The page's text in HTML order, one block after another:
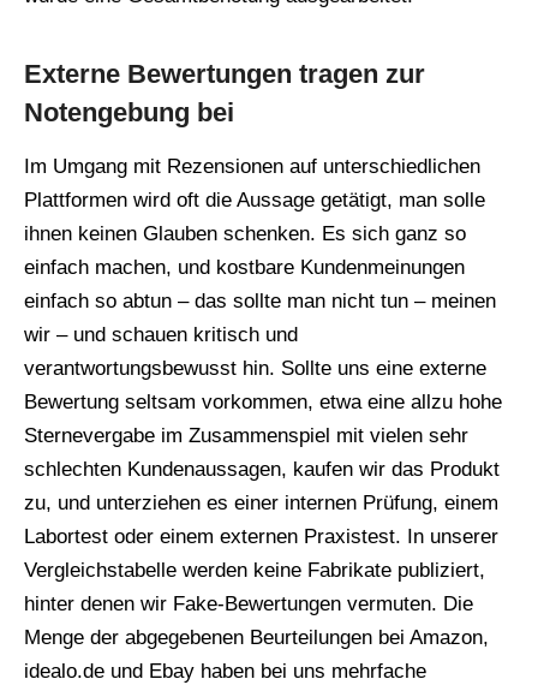
Externe Bewertungen tragen zur
Notengebung bei
Im Umgang mit Rezensionen auf unterschiedlichen
Plattformen wird oft die Aussage getätigt, man solle
ihnen keinen Glauben schenken. Es sich ganz so
einfach machen, und kostbare Kundenmeinungen
einfach so abtun – das sollte man nicht tun – meinen
wir – und schauen kritisch und
verantwortungsbewusst hin. Sollte uns eine externe
Bewertung seltsam vorkommen, etwa eine allzu hohe
Sternevergabe im Zusammenspiel mit vielen sehr
schlechten Kundenaussagen, kaufen wir das Produkt
zu, und unterziehen es einer internen Prüfung, einem
Labortest oder einem externen Praxistest. In unserer
Vergleichstabelle werden keine Fabrikate publiziert,
hinter denen wir Fake-Bewertungen vermuten. Die
Menge der abgegebenen Beurteilungen bei Amazon,
idealo.de und Ebay haben bei uns mehrfache